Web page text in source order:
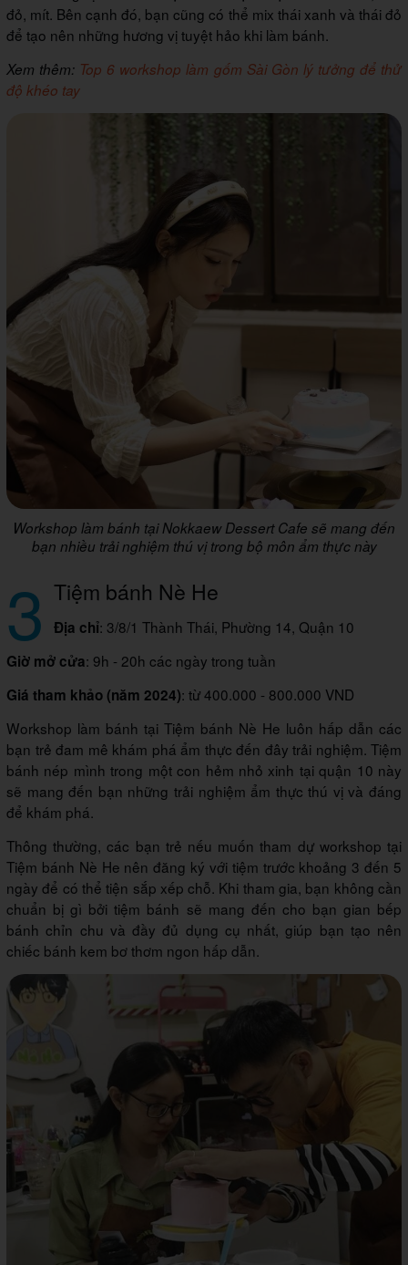
đỏ, mít. Bên cạnh đó, bạn cũng có thể mix thái xanh và thái đỏ
để tạo nên những hương vị tuyệt hảo khi làm bánh.
Xem thêm: Top 6 workshop làm gốm Sài Gòn lý tưởng để thử
độ khéo tay
Workshop làm bánh tại Nokkaew Dessert Cafe sẽ mang đến
bạn nhiều trải nghiệm thú vị trong bộ môn ẩm thực này
3 Tiệm bánh Nè He
Địa chỉ: 3/8/1 Thành Thái, Phường 14, Quận 10
Giờ mở cửa: 9h - 20h các ngày trong tuần
Giá tham khảo (năm 2024): từ 400.000 - 800.000 VND
Workshop làm bánh tại Tiệm bánh Nè He luôn hấp dẫn các
bạn trẻ đam mê khám phá ẩm thực đến đây trải nghiệm. Tiệm
bánh nép mình trong một con hẻm nhỏ xinh tại quận 10 này
sẽ mang đến bạn những trải nghiệm ẩm thực thú vị và đáng
để khám phá.
Thông thường, các bạn trẻ nếu muốn tham dự workshop tại
Tiệm bánh Nè He nên đăng ký với tiệm trước khoảng 3 đến 5
ngày để có thể tiện sắp xếp chỗ. Khi tham gia, bạn không cần
chuẩn bị gì bởi tiệm bánh sẽ mang đến cho bạn gian bếp
bánh chỉn chu và đầy đủ dụng cụ nhất, giúp bạn tạo nên
chiếc bánh kem bơ thơm ngon hấp dẫn.